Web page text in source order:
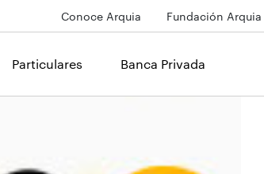
Conoce Arquia Fundación Arquia
Particulares Banca Privada